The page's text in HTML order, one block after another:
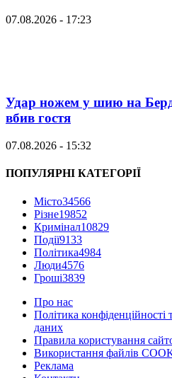
07.08.2026 - 17:23
Удар ножем у шию на
вбив гостя
07.08.2026 - 15:32
ПОПУЛЯРНІ КАТЕГОРІЇ
Місто34566
Різне19852
Кримінал10829
Події9133
Політика4984
Люди4576
Гроші3839
Про нас
Політика конфіденційності
даних
Правила користування
Використання файлів
Реклама